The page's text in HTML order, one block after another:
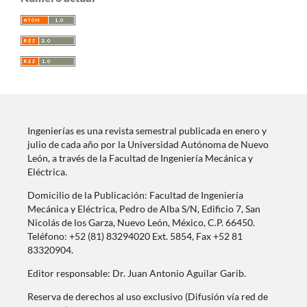
Ingenierías es una revista semestral publicada en enero y
julio de cada año por la Universidad Autónoma de Nuevo
León, a través de la Facultad de Ingeniería Mecánica y
Eléctrica.
Domicilio de la Publicación: Facultad de Ingeniería
Mecánica y Eléctrica, Pedro de Alba S/N, Edificio 7, San
Nicolás de los Garza, Nuevo León, México, C.P. 66450.
Teléfono: +52 (81) 83294020 Ext. 5854, Fax +52 81
83320904.
Editor responsable: Dr. Juan Antonio Aguilar Garib.
Reserva de derechos al uso exclusivo (Difusión vía red de